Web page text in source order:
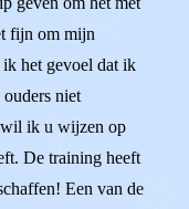
fijn om mijn
het gevoel dat ik
niet
wil ik u wijzen op
De training heeft
Een van de